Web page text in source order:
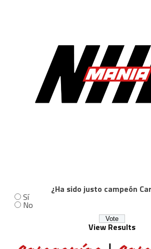
¿Ha sido justo campeón
Sí
No
View Results